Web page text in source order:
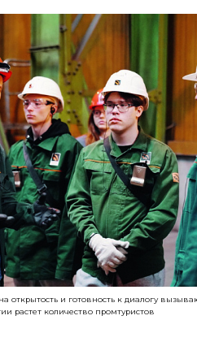
открытость и готовность к диалогу
растет количество промтуристов